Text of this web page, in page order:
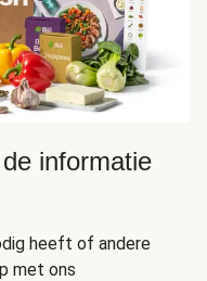
informatie
heeft of andere
met ons